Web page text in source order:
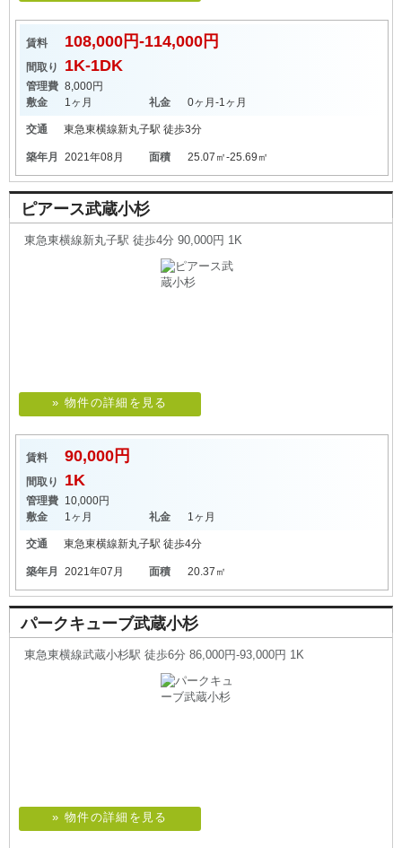
賃料 108,000円-114,000円
間取り 1K-1DK
管理費 8,000円
敷金
1ヶ月 礼金 0ヶ月-1ヶ月
交通 東急東横線新丸子駅 徒歩3分
築年月 2021年08月 面積 25.07㎡-25.69㎡
ピアース武蔵小杉
東急東横線新丸子駅 徒歩4分 90,000円 1K
» 物件の詳細を見る
賃料 90,000円
間取り 1K
管理費 10,000円
敷金
1ヶ月 礼金 1ヶ月
交通 東急東横線新丸子駅 徒歩4分
築年月 2021年07月 面積 20.37㎡
パークキューブ武蔵小杉
東急東横線武蔵小杉駅 徒歩6分 86,000円-93,000円 1K
» 物件の詳細を見る